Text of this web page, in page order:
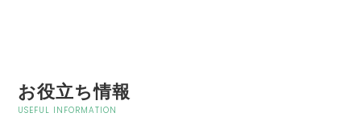
お役立ち情報
USEFUL INFORMATION